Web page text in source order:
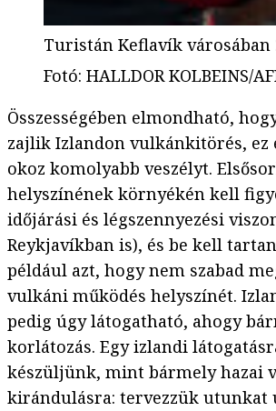
Turistán Keflavík
Fotó: HALLDOR KOLBEINS/
Összességében elmondható,
zajlik Izlandon vulkánkitörés, ez
okoz komolyabb veszélyt.
helyszínének környékén kell
időjárási és légszennyezési
Reykjavíkban is), és be kell
például azt, hogy nem szabad
vulkáni működés helyszínét.
pedig úgy látogatható, ahogy
korlátozás. Egy izlandi
készüljünk, mint bármely hazai
kirándulásra: tervezzük utunkat